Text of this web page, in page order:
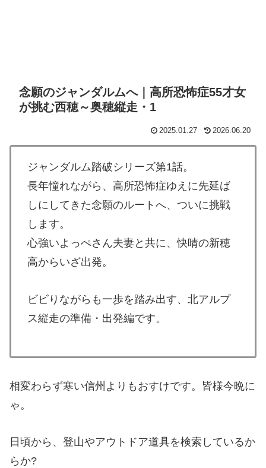
念願のジャンダルムへ｜高所恐怖症55才女
が挑む西穂～奥穂縦走・1
2025.01.27 2026.06.20
ジャンダルム踏破シリーズ第1話。
長年憧れながら、高所恐怖症ゆえに先延ば
しにしてきた念願のルートへ、ついに挑戦
します。
心強いよっぺさん夫妻と共に、快晴の新穂
高からいざ出発。
ビビりながらも一歩を踏み出す、北アルプ
ス縦走の準備・出発編です。
相変わらず寒い信州よりもおすけです。皆様今晩に
ゃ。
日頃から、登山やアウトドア道具を検索しているか
らか?